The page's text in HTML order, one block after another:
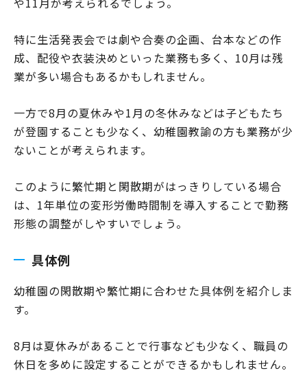
特に生活発表会では劇や合奏の企画、台本などの作
成、配役や衣装決めといった業務も多く、10月は残
業が多い場合もあるかもしれません。
一方で8月の夏休みや1月の冬休みなどは子どもたち
が登園することも少なく、幼稚園教諭の方も業務が少
ないことが考えられます。
このように繁忙期と閑散期がはっきりしている場合
は、1年単位の変形労働時間制を導入することで勤務
形態の調整がしやすいでしょう。
具体例
幼稚園の閑散期や繁忙期に合わせた具体例を紹介しま
す。
8月は夏休みがあることで行事なども少なく、職員の
休日を多めに設定することができるかもしれません。